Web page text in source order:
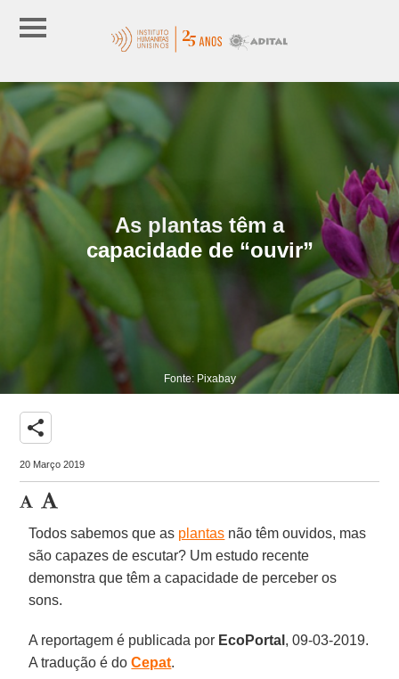
As plantas têm a
capacidade de “ouvir”
Fonte: Pixabay
share
20 Março 2019
Todos sabemos que as plantas não têm ouvidos, mas
são capazes de escutar? Um estudo recente
demonstra que têm a capacidade de perceber os
sons.
A reportagem é publicada por EcoPortal , 09-03-2019.
A tradução é doCepat.